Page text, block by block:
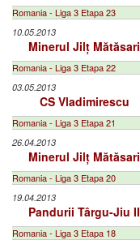
Romania - Liga 3 Etapa 23
10.05.2013
Minerul Jilț Mătăsari
Romania - Liga 3 Etapa 22
03.05.2013
CS Vladimirescu
Romania - Liga 3 Etapa 21
26.04.2013
Minerul Jilț Mătăsari
Romania - Liga 3 Etapa 20
19.04.2013
Pandurii Târgu-Jiu II
Romania - Liga 3 Etapa 18